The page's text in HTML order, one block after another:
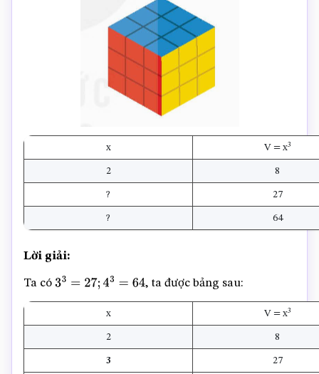
x V = x3
2 8
? 27
? 64
Lời giải:
Ta có 33 =27;4 3 = 64 , ta được bảng sau:
x V = x3
2 8
3 27